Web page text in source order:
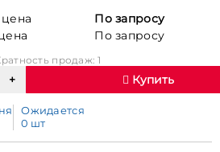
По запросу
По запросу
продаж: 1
Купить
Ожидается
0 шт